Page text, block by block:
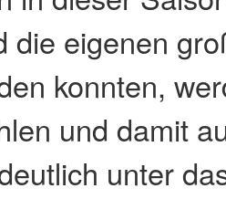
die eigenen
konnten,
und damit
unter